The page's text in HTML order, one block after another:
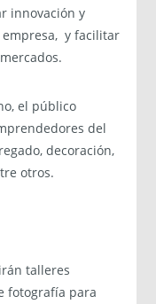
innovación y
y facilitar
el público
del
decoración,
otros.
talleres
fotografía para